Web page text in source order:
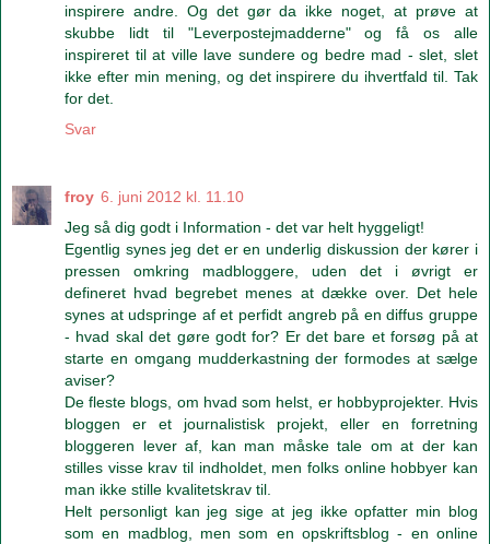
inspirere andre. Og det gør da ikke noget, at prøve at
skubbe lidt til "Leverpostejmadderne" og få os alle
inspireret til at ville lave sundere og bedre mad - slet, slet
ikke efter min mening, og det inspirere du ihvertfald til. Tak
for det.
Svar
froy 6. juni 2012 kl. 11.10
Jeg så dig godt i Information - det var helt hyggeligt!
Egentlig synes jeg det er en underlig diskussion der kører i
pressen omkring madbloggere, uden det i øvrigt er
defineret hvad begrebet menes at dække over. Det hele
synes at udspringe af et perfidt angreb på en diffus gruppe
- hvad skal det gøre godt for? Er det bare et forsøg på at
starte en omgang mudderkastning der formodes at sælge
aviser?
De fleste blogs, om hvad som helst, er hobbyprojekter. Hvis
bloggen er et journalistisk projekt, eller en forretning
bloggeren lever af, kan man måske tale om at der kan
stilles visse krav til indholdet, men folks online hobbyer kan
man ikke stille kvalitetskrav til.
Helt personligt kan jeg sige at jeg ikke opfatter min blog
som en madblog, men som en opskriftsblog - en online